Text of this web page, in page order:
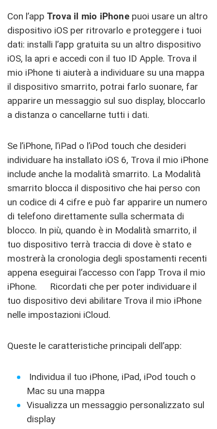
Con l’app Trova il mio iPhonepuoi usare un altro
dispositivo iOS per ritrovarlo e proteggere i tuoi
dati: installi l’app gratuita su un altro dispositivo
iOS, la apri e accedi con il tuo ID Apple. Trova il
mio iPhone ti aiuterà a individuare su una mappa
il dispositivo smarrito, potrai farlo suonare, far
apparire un messaggio sul suo display, bloccarlo
a distanza o cancellarne tutti i dati.
Se l’iPhone, l’iPad o l’iPod touch che desideri
individuare ha installato iOS 6, Trova il mio iPhone
include anche la modalità smarrito. La Modalità
smarrito blocca il dispositivo che hai perso con
un codice di 4 cifre e può far apparire un numero
di telefono direttamente sulla schermata di
blocco. In più, quando è in Modalità smarrito, il
tuo dispositivo terrà traccia di dove è stato e
mostrerà la cronologia degli spostamenti recenti
appena eseguirai l’accesso con l’app Trova il mio
iPhone. Ricordati che per poter individuare il
tuo dispositivo devi abilitare Trova il mio iPhone
nelle impostazioni iCloud.
Queste le caratteristiche principali dell’app:
Individua il tuo iPhone, iPad, iPod touch o
Mac su una mappa
Visualizza un messaggio personalizzato sul
display